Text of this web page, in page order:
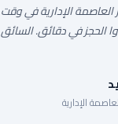
الإدارية في
الحجز في دقائق.
الإدارية